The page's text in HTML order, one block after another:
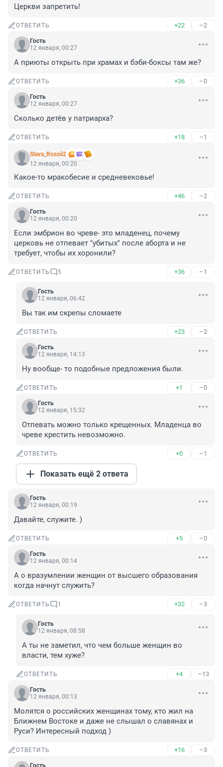
Церкви запретить!
ОТВЕТИТЬ +22 –2
Гость
12 января, 00:27
А приюты открыть при храмах и бэби-боксы там же?
ОТВЕТИТЬ +36 –0
Гость
12 января, 00:27
Сколько детёв у патриарха?
ОТВЕТИТЬ +18 –1
Slava_Rossii2
12 января, 00:20
Какое-то мракобесие и средневековье!
ОТВЕТИТЬ +46 –2
Гость
12 января, 00:20
Если эмбрион во чреве- это младенец, почему
церковь не отпевает "убитых" после аборта и не
требует, чтобы их хоронили?
ОТВЕТИТЬ 5 +36 –1
Гость
12 января, 06:42
Вы так им скрепы сломаете
ОТВЕТИТЬ +23 –2
Гость
12 января, 14:13
Ну вообще- то подобные предложения были.
ОТВЕТИТЬ +1 –0
Гость
12 января, 15:32
Отпевать можно только крещенных. Младенца во
чреве крестить невозможно.
ОТВЕТИТЬ +0 –1
Показать ещё 2 ответа
Гость
12 января, 00:19
Давайте, служите. )
ОТВЕТИТЬ +5 –0
Гость
12 января, 00:14
А о вразумлении женщин от высшего образования
когда начнут служить?
ОТВЕТИТЬ 1 +32 –3
Гость
12 января, 08:58
А ты не заметил, что чем больше женщин во
власти, тем хуже?
ОТВЕТИТЬ +4 –13
Гость
12 января, 00:13
Молятся о российских женщинах тому, кто жил на
Ближнем Востоке и даже не слышал о славянах и
Руси? Интересный подход )
ОТВЕТИТЬ +16 –3
Гость